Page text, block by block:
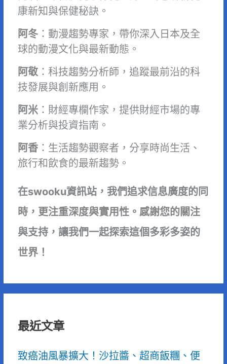
康新知與保健秘訣。
阿冬：動漫趨勢專家，帶你深入日本及全
球的動漫文化與最新動態。
阿敬：科技趨勢分析師，追蹤最前沿的科
技發展與創新應用。
阿米：財經專欄作家，提供財經市場的專
業分析與投資指南。
阿香：生活趨勢觀察者，分享時尚生活、
旅行和飲食的最新趨勢。
在swooku資訊站，我們追求信息廣度的同
時，更注重深度與實用性。感謝您的關注
與支持，讓我們一起探索這個多彩多姿的
世界！
最近文章
致癌油風暴擴大！沙拉醬、超商飯糰、便